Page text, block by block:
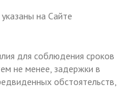
на Сайте
для соблюдения сроков
не менее, задержки в
обстоятельств,